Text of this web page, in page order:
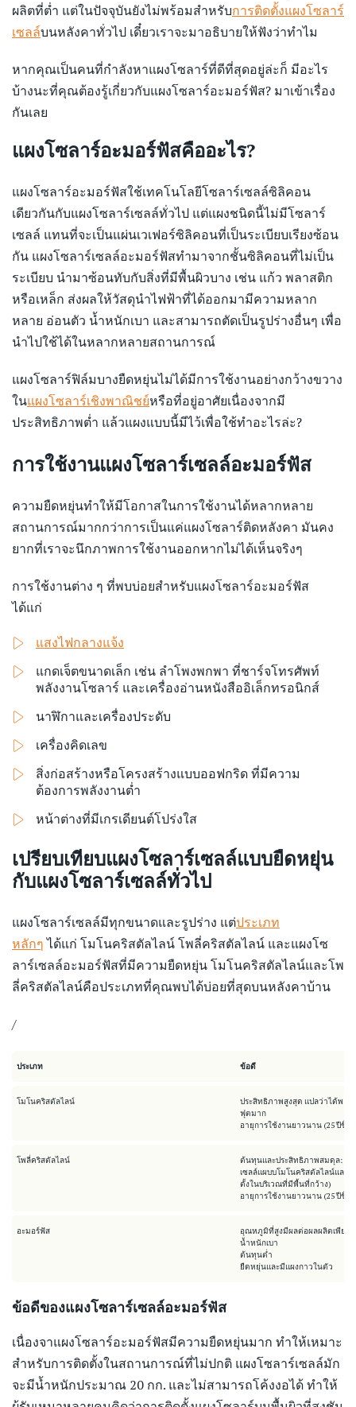
ผลิตที่ต่ำ แต่ในปัจจุบันยังไม่พร้อมสำหรับการติดตั้งแผงโซลาร์
เซลล์บนหลังคาทั่วไป เดี๋ยวเราจะมาอธิบายให้ฟังว่าทำไม
หากคุณเป็นคนที่กำลังหาแผงโซลาร์ที่ดีที่สุดอยู่ล่ะก็ มีอะไร
บ้างนะที่คุณต้องรู้เกี่ยวกับแผงโซลาร์อะมอร์ฟัส? มาเข้าเรื่อง
กันเลย
แผงโซลาร์อะมอร์ฟัสคืออะไร?
แผงโซลาร์อะมอร์ฟัสใช้เทคโนโลยีโซลาร์เซลล์ซิลิคอน
เดียวกันกับแผงโซลาร์เซลล์ทั่วไป แต่แผงชนิดนี้ไม่มีโซลาร์
เซลล์ แทนที่จะเป็นแผ่นเวเฟอร์ซิลิคอนที่เป็นระเบียบเรียงซ้อน
กัน แผงโซลาร์เซลล์อะมอร์ฟัสทำมาจากชั้นซิลิคอนที่ไม่เป็น
ระเบียบ นำมาซ้อนทับกับสิ่งที่มีพื้นผิวบาง เช่น แก้ว พลาสติก
หรือเหล็ก ส่งผลให้วัสดุนำไฟฟ้าที่ได้ออกมามีความหลาก
หลาย อ่อนตัว น้ำหนักเบา และสามารถตัดเป็นรูปร่างอื่นๆ เพื่อ
นำไปใช้ได้ในหลากหลายสถานการณ์
แผงโซลาร์ฟิล์มบางยืดหยุ่นไม่ได้มีการใช้งานอย่างกว้างขวาง
ในแผงโซลาร์เชิงพาณิชย์หรือที่อยู่อาศัยเนื่องจากมี
ประสิทธิภาพต่ำ แล้วแผงแบบนี้มีไว้เพื่อใช้ทำอะไรล่ะ?
การใช้งานแผงโซลาร์เซลล์อะมอร์ฟัส
ความยืดหยุ่นทำให้มีโอกาสในการใช้งานได้หลากหลาย
สถานการณ์มากกว่าการเป็นแค่แผงโซลาร์ติดหลังคา มันคง
ยากที่เราจะนึกภาพการใช้งานออกหากไม่ได้เห็นจริงๆ
การใช้งานต่าง ๆ ที่พบบ่อยสำหรับแผงโซลาร์อะมอร์ฟัส
ได้แก่
แสงไฟกลางแจ้ง
แกดเจ็ตขนาดเล็ก เช่น ลำโพงพกพา ที่ชาร์จโทรศัพท์
พลังงานโซลาร์ และเครื่องอ่านหนังสืออิเล็กทรอนิกส์
นาฬิกาและเครื่องประดับ
เครื่องคิดเลข
สิ่งก่อสร้างหรือโครงสร้างแบบออฟกริด ที่มีความ
ต้องการพลังงานต่ำ
หน้าต่างที่มีเกรเดียนต์โปร่งใส
เปรียบเทียบแผงโซลาร์เซลล์แบบยืดหยุ่น
กับแผงโซลาร์เซลล์ทั่วไป
แผงโซลาร์เซลล์มีทุกขนาดและรูปร่าง แต่ประเภท
หลักๆได้แก่ โมโนคริสตัลไลน์ โพลี่คริสตัลไลน์ และแผงโซ
ลาร์เซลล์อะมอร์ฟัสที่มีความยืดหยุ่น โมโนคริสตัลไลน์และโพ
ลี่คริสตัลไลน์คือประเภทที่คุณพบได้บ่อยที่สุดบนหลังคาบ้าน
/
ประเภท ข้อดี
โมโนคริสตัลไลน์
ประสิทธิภาพสูงสุด แปลว่าได้พลั
ฟุตมาก
อายุการใช้งานยาวนาน (25 ปีขึ้น
โพลี่คริสตัลไลน์
ต้นทุนและประสิทธิภาพสมดุล: อยู่
เซลล์แผบบโมโนคริสตัลไลน์และ
ตั้งในบริเวณที่มีพื้นที่กว้าง)
อายุการใช้งานยาวนาน (25 ปีขึ้น
อะมอร์ฟัส
อุณหภูมิที่สูงมีผลต่อผลผลิตเพียงเ
น้ำหนักเบา
ต้นทุนต่ำ
ยืดหยุ่นและมีแผงกาวในตัว
ข้อดีของแผงโซลาร์เซลล์อะมอร์ฟัส
เนื่องจาแผงโซลาร์อะมอร์ฟัสมีความยืดหยุ่นมาก ทำให้เหมาะ
สำหรับการติดตั้งในสถานการณ์ที่ไม่ปกติ แผงโซลาร์เซลล์มัก
จะมีน้ำหนักประมาณ 20 กก. และไม่สามารถโค้งงอได้ ทำให้